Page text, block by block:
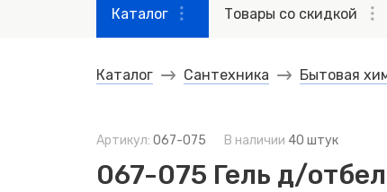
Каталог Товары со скидкой
Каталог Сантехника Бытовая
Артикул: 067-075 В наличии 40 штук
067-075 Гель д/